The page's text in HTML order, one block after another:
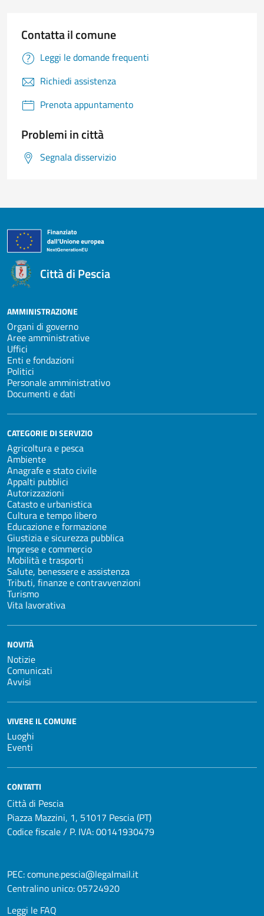
Contatta il comune
Leggi le domande frequenti
Richiedi assistenza
Prenota appuntamento
Problemi in città
Segnala disservizio
Città di Pescia
AMMINISTRAZIONE
Organi di governo
Aree amministrative
Uffici
Enti e fondazioni
Politici
Personale amministrativo
Documenti e dati
CATEGORIE DI SERVIZIO
Agricoltura e pesca
Ambiente
Anagrafe e stato civile
Appalti pubblici
Autorizzazioni
Catasto e urbanistica
Cultura e tempo libero
Educazione e formazione
Giustizia e sicurezza pubblica
Imprese e commercio
Mobilità e trasporti
Salute, benessere e assistenza
Tributi, finanze e contravvenzioni
Turismo
Vita lavorativa
NOVITÀ
Notizie
Comunicati
Avvisi
VIVERE IL COMUNE
Luoghi
Eventi
CONTATTI
Città di Pescia
Piazza Mazzini, 1, 51017 Pescia (PT)
Codice fiscale / P. IVA: 00141930479
PEC:comune.pescia@legalmail.it
Centralino unico:05724920
Leggi le FAQ